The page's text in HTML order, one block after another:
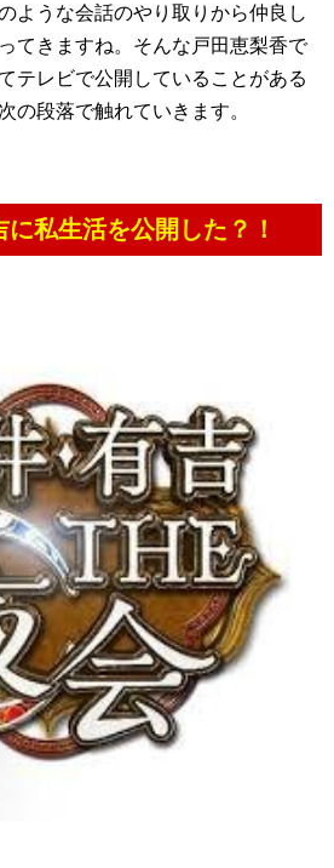
ような会話のやり取りから仲良し
てきますね。そんな戸田恵梨香で
テレビで公開していることがある
の段落で触れていきます。
私生活を公開した？！